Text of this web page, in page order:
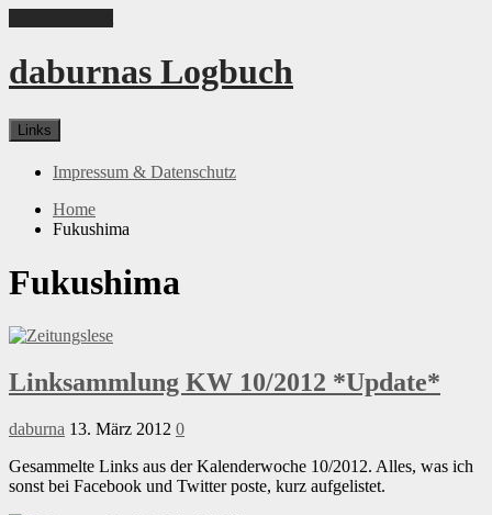
daburnas Logbuch
Links
Impressum & Datenschutz
Home
Fukushima
Fukushima
Linksammlung KW 10/2012 *Update*
daburna 13. März 2012 0
Gesammelte Links aus der Kalenderwoche 10/2012. Alles, was ich
sonst bei Facebook und Twitter poste, kurz aufgelistet.